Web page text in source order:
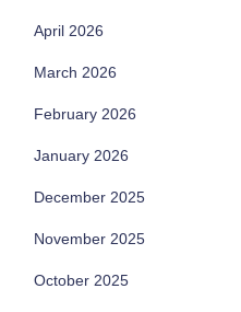
April 2026
March 2026
February 2026
January 2026
December 2025
November 2025
October 2025